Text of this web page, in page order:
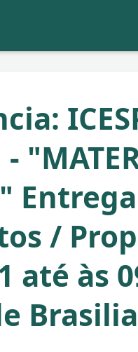
Entrega
/
até às